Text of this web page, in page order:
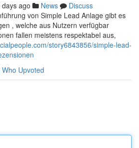
days ago News
Discuss
von Simple Lead Anlage gibt es
, welche aus Nutzern verfügbar
fallen meistens respektabel aus,
story6843856/simple-lead-
Who Upvoted